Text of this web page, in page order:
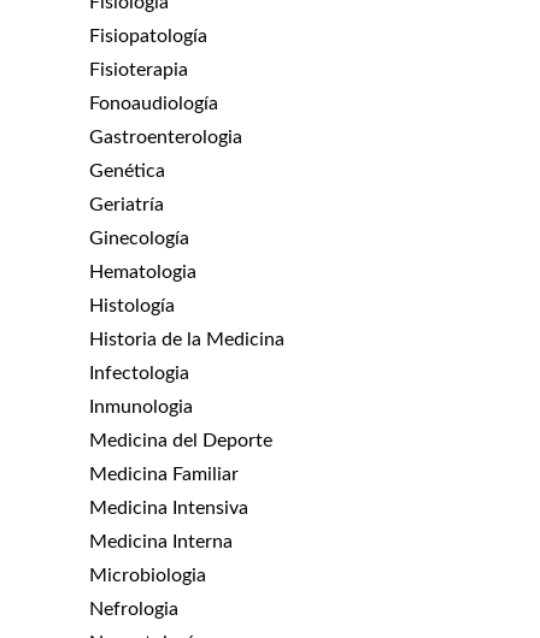
Fisiopatología
Fisioterapia
Fonoaudiología
Gastroenterologia
Genética
Geriatría
Ginecología
Hematologia
Histología
Historia de la Medicina
Infectologia
Inmunologia
Medicina del Deporte
Medicina Familiar
Medicina Intensiva
Medicina Interna
Microbiologia
Nefrologia